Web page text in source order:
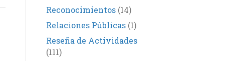
Reconocimientos(14)
Relaciones Públicas(1)
Reseña de Actividades
(111)